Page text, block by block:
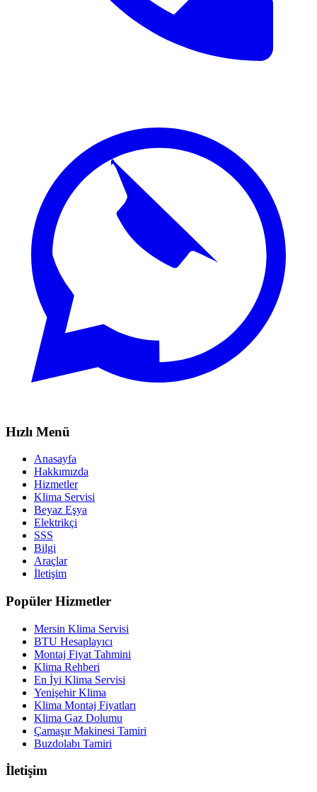
Hızlı Menü
Anasayfa
Hakkımızda
Hizmetler
Klima Servisi
Beyaz Eşya
Elektrikçi
SSS
Bilgi
Araçlar
İletişim
Popüler Hizmetler
Mersin Klima Servisi
BTU Hesaplayıcı
Montaj Fiyat Tahmini
Klima Rehberi
En İyi Klima Servisi
Yenişehir Klima
Klima Montaj Fiyatları
Klima Gaz Dolumu
Çamaşır Makinesi Tamiri
Buzdolabı Tamiri
İletişim